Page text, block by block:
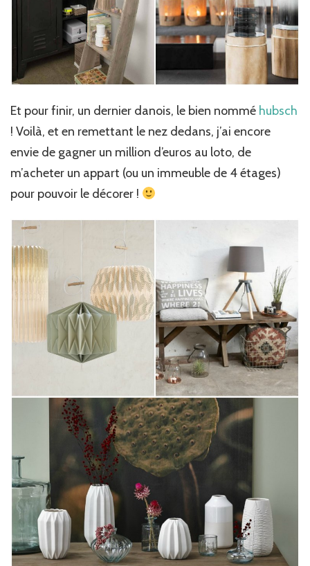
Et pour finir, un dernier danois, le bien nommé hubsch
! Voilà, et en remettant le nez dedans, j’ai encore
envie de gagner un million d’euros au loto, de
m’acheter un appart (ou un immeuble de 4 étages)
pour pouvoir le décorer !